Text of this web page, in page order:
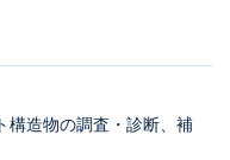
構造物の調査・診断、補